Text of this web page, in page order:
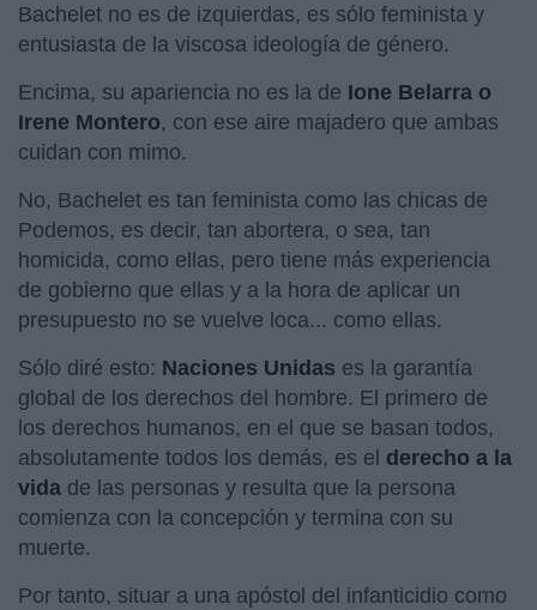
Bachelet no es de izquierdas, es sólo feminista y
entusiasta de la viscosa ideología de género.
Encima, su apariencia no es la de Ione Belarra o
Irene Montero, con ese aire majadero que ambas
cuidan con mimo.
No, Bachelet es tan feminista como las chicas de
Podemos, es decir, tan abortera, o sea, tan
homicida, como ellas, pero tiene más experiencia
de gobierno que ellas y a la hora de aplicar un
presupuesto no se vuelve loca... como ellas.
Sólo diré esto: Naciones Unidas es la garantía
global de los derechos del hombre. El primero de
los derechos humanos, en el que se basan todos,
absolutamente todos los demás, es el derecho a la
vida de las personas y resulta que la persona
comienza con la concepción y termina con su
muerte.
Por tanto, situar a una apóstol del infanticidio como